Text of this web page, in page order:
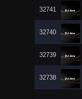
32741
32740
32739
32738